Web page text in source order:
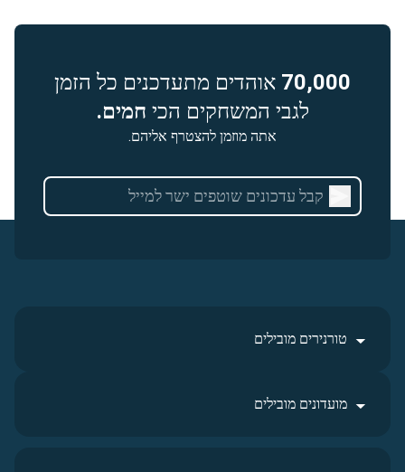
70,000 אוהדים מתעדכנים כל הזמן
לגבי המשחקים הכי חמים.
אתה מוזמן להצטרף אליהם.
טורנירים מובילים
מועדונים מובילים